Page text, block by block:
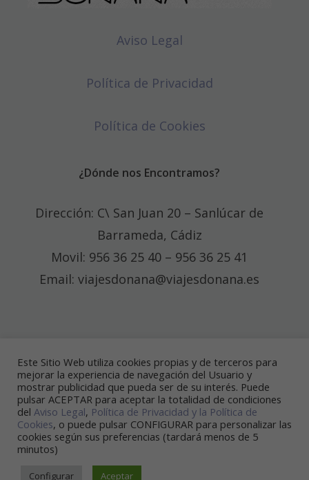
Aviso Legal
Política de Privacidad
Política de Cookies
¿Dónde nos Encontramos?
Dirección: C\ San Juan 20 – Sanlúcar de
Barrameda, Cádiz
Movil: 956 36 25 40 – 956 36 25 41
Email: viajesdonana@viajesdonana.es
© 2026 Viajes Doñana
Este Sitio Web utiliza cookies propias y de terceros para
mejorar la experiencia de navegación del Usuario y
mostrar publicidad que pueda ser de su interés. Puede
pulsar ACEPTAR para aceptar la totalidad de condiciones
del Aviso Legal, Política de Privacidad y la Política de
Cookies, o puede pulsar CONFIGURAR para personalizar las
cookies según sus preferencias (tardará menos de 5
minutos)
Configurar Aceptar